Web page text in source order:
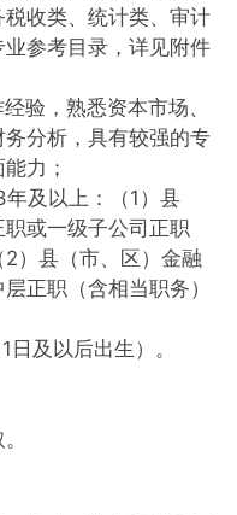
收类、统计类、审计
参考目录，详见附件
验，熟悉资本市场、
分析，具有较强的专
力；
及以上：（1）县
职或一级子公司正职
2）县（市、区）金融
正职（含相当职务）
及以后出生）。